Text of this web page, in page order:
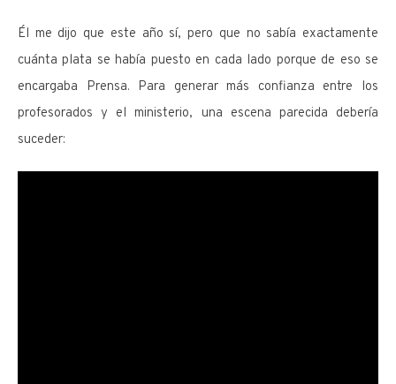
Él me dijo que este año sí, pero que no sabía exactamente
cuánta plata se había puesto en cada lado porque de eso se
encargaba Prensa. Para generar más confianza entre los
profesorados y el ministerio, una escena parecida debería
suceder: